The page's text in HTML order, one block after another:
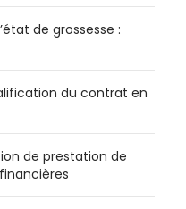
de grossesse :
du contrat en
de prestation de